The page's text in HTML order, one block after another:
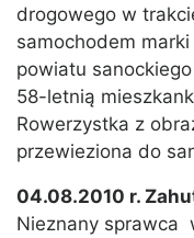
drogowego w
samochodem
powiatu
58-letnią
Rowerzystka z
przewieziona do
04.08.2010 r.
Nieznany sprawca